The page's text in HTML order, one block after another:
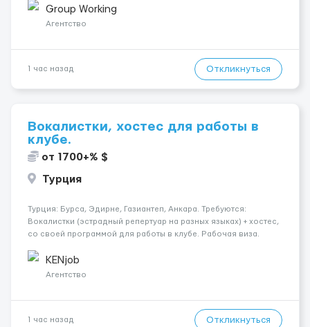
A1 могут получить граждане стран с упрощенным доступом к
рынку труда ЕС (Укра...
Group Working
Агентство
1 час назад Откликнуться
Вокалистки, хостес для работы в
клубе.
от 1700+% $
Турция
Турция: Бурса, Эдирне, Газиантеп, Анкара. Требуются:
Вокалистки (эстрадный репертуар на разных языках) + хостеc,
со своей программой для работы в клубе. Рабочая виза.
одного до трех месяцев. Мед. страховка. Высокая зарплат...
KENjob
Агентство
1 час назад Откликнуться